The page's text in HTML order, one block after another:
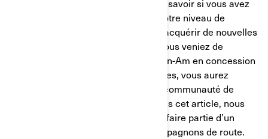
prendre la route tout seul. Comment savoir si vous avez
choisi un itinéraire approprié pour votre niveau de
compétence ? Comment allez-vous acquérir de nouvelles
compétences et techniques ? Que vous veniez de
récupérer votre premier véhicule Can-Am en concession
ou que vous rouliez depuis des années, vous aurez
beaucoup à gagner à rejoindre une communauté de
passionnés de moto trois-roues. Dans cet article, nous
verrons les nombreux avantages de faire partie d’un
groupe et comment trouver vos compagnons de route.